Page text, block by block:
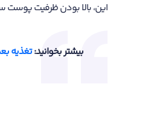
این، بالا بودن ظرفیت پوست
بیشتر بخوانید:تغذیه